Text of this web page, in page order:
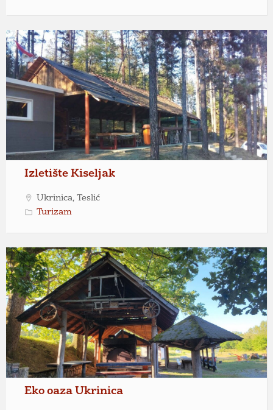
Izletište Kiseljak
Ukrinica, Teslić
Turizam
Eko oaza Ukrinica